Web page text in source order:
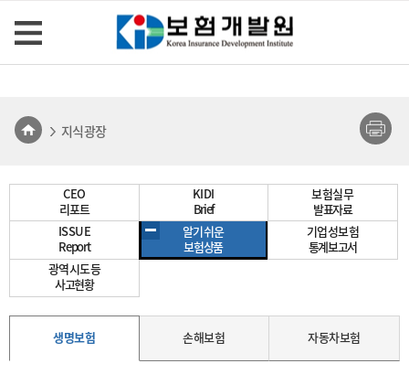
지식광장
CEO
리포트
KIDI
Brief
보험실무
발표자료
ISSUE
Report
알기쉬운
보험상품
기업성보험
통계보고서
광역시도등
사고현황
생명보험 손해보험 자동차보험